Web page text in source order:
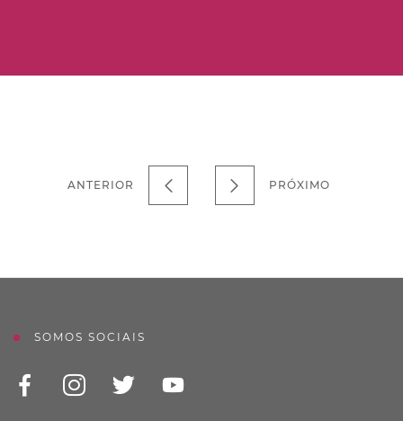
ANTERIOR PRÓXIMO
SOMOS SOCIAIS